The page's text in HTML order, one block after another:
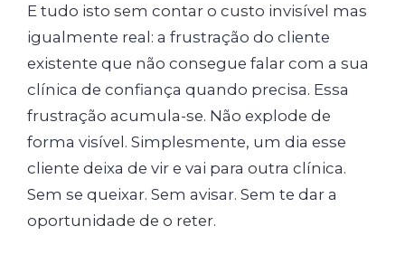
E tudo isto sem contar o custo invisível mas
igualmente real: a frustração do cliente
existente que não consegue falar com a sua
clínica de confiança quando precisa. Essa
frustração acumula-se. Não explode de
forma visível. Simplesmente, um dia esse
cliente deixa de vir e vai para outra clínica.
Sem se queixar. Sem avisar. Sem te dar a
oportunidade de o reter.